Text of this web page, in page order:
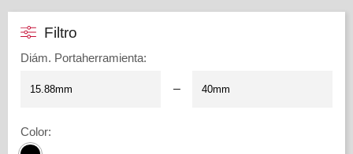
Filtro
Diám. Portaherramienta:
–
Color: